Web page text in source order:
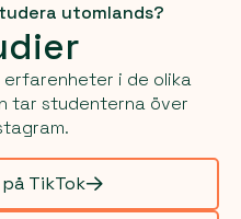
utomlands?
erfarenheter i de olika
tar studenterna över
TikTok